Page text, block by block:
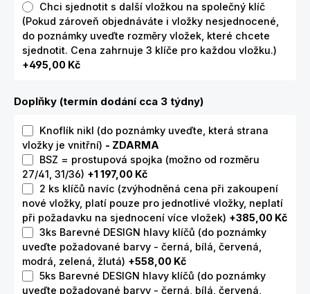
Chci sjednotit s další vložkou na společný klíč
(Pokud zároveň objednáváte i vložky nesjednocené,
do poznámky uveďte rozměry vložek, které chcete
sjednotit. Cena zahrnuje 3 klíče pro každou vložku.)
+495,00 Kč
Doplňky (termín dodání cca 3 týdny)
Knoflík nikl (do poznámky uveďte, která strana
vložky je vnitřní) - ZDARMA
BSZ = prostupová spojka (možno od rozměru
27/41, 31/36) +1 197,00 Kč
2 ks klíčů navíc (zvýhodněná cena při zakoupení
nové vložky, platí pouze pro jednotlivé vložky, neplatí
při požadavku na sjednocení více vložek) +385,00 Kč
3ks Barevné DESIGN hlavy klíčů (do poznámky
uveďte požadované barvy - černá, bílá, červená,
modrá, zelená, žlutá) +558,00 Kč
5ks Barevné DESIGN hlavy klíčů (do poznámky
uveďte požadované barvy - černá, bílá, červená,